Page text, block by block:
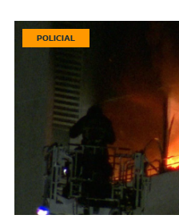
POLICIAL